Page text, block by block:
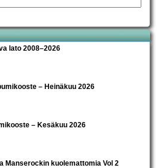
lato 2008–2026
– Heinäkuu 2026
– Kesäkuu 2026
Manserockin kuolemattomia Vol 2